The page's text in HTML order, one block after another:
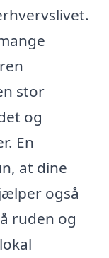
stor
og
En
at dine
også
ruden og